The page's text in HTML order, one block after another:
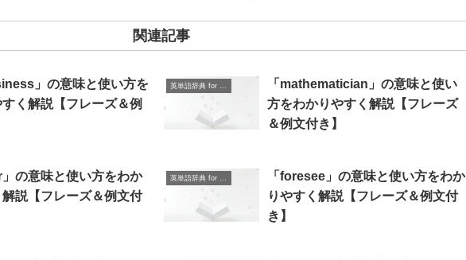
関連記事
」の意味と使い方を
く解説【フレーズ＆例
「mathematician」の意味と使い
方をわかりやすく解説【フレーズ
＆例文付き】
」の意味と使い方をわか
解説【フレーズ＆例文付
「foresee」の意味と使い方をわか
りやすく解説【フレーズ＆例文付
き】